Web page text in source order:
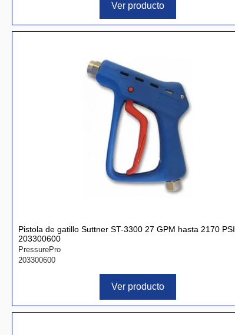
Ver producto
Pistola de gatillo Suttner ST-3300 27 GPM hasta 2170 PSI,
203300600
PressurePro
203300600
Ver producto